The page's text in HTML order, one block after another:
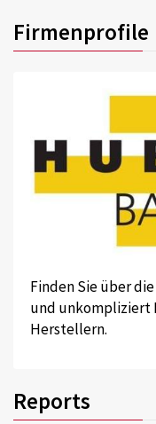
Firmenprofile
Finden Sie über
und unkompliziert
Herstellern.
Reports